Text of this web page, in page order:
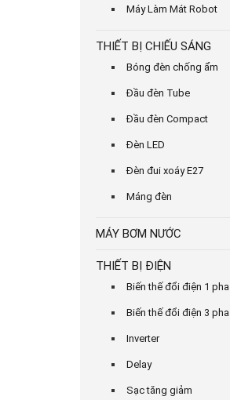
Máy Làm Mát Robot
THIẾT BỊ CHIẾU SÁNG
Bóng đèn chống ẩm
Đầu đèn Tube
Đầu đèn Compact
Đèn LED
Đèn đui xoáy E27
Máng đèn
MÁY BƠM NƯỚC
THIẾT BỊ ĐIỆN
Biến thế đổi điện 1 pha
Biến thế đổi điện 3 pha
Inverter
Delay
Sạc tăng giảm